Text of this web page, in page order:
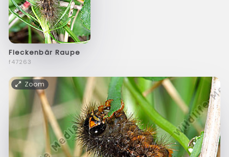
Fleckenbär Raupe
f47263
Zoom